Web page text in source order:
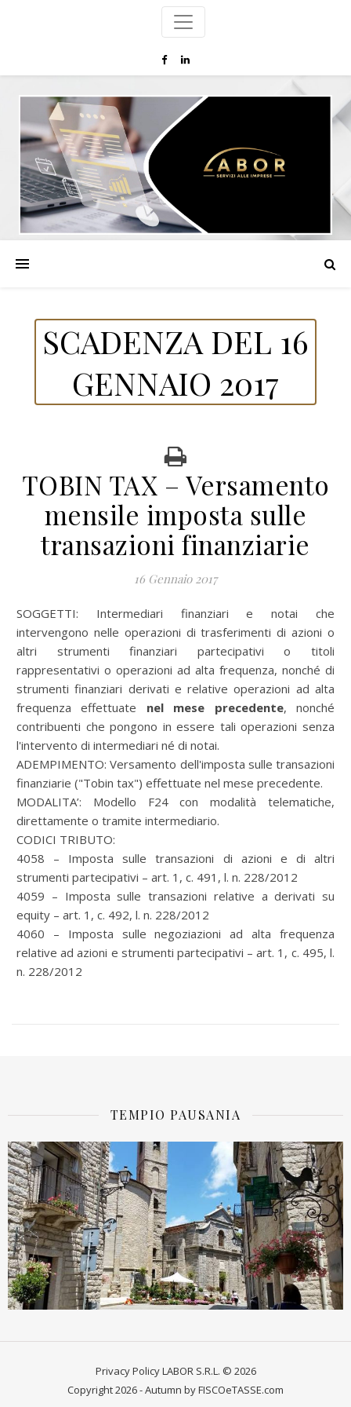
SCADENZA DEL 16
GENNAIO 2017
TOBIN TAX – Versamento
mensile imposta sulle
transazioni finanziarie
16 Gennaio 2017
SOGGETTI: Intermediari finanziari e notai che
intervengono nelle operazioni di trasferimenti di azioni o
altri strumenti finanziari partecipativi o titoli
rappresentativi o operazioni ad alta frequenza, nonché di
strumenti finanziari derivati e relative operazioni ad alta
frequenza effettuate nel mese precedente, nonché
contribuenti che pongono in essere tali operazioni senza
l'intervento di intermediari né di notai.
ADEMPIMENTO: Versamento dell'imposta sulle transazioni
finanziarie ("Tobin tax") effettuate nel mese precedente.
MODALITA’: Modello F24 con modalità telematiche,
direttamente o tramite intermediario.
CODICI TRIBUTO:
4058 – Imposta sulle transazioni di azioni e di altri
strumenti partecipativi – art. 1, c. 491, l. n. 228/2012
4059 – Imposta sulle transazioni relative a derivati su
equity – art. 1, c. 492, l. n. 228/2012
4060 – Imposta sulle negoziazioni ad alta frequenza
relative ad azioni e strumenti partecipativi – art. 1, c. 495, l.
n. 228/2012
TEMPIO PAUSANIA
Privacy PolicyLABOR S.R.L. © 2026
Copyright 2026 - Autumn by FISCOeTASSE.com